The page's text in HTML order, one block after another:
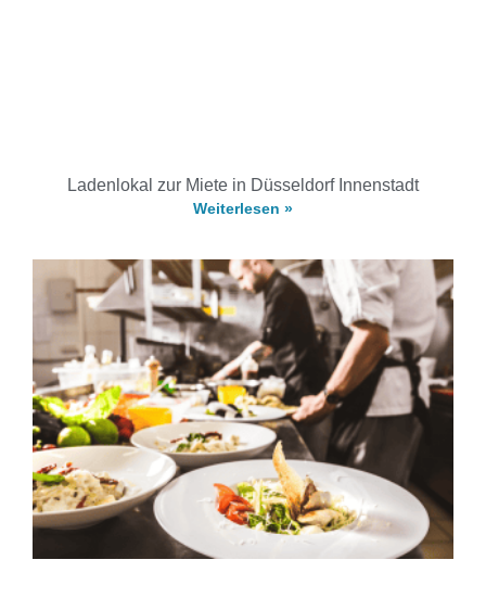
Ladenlokal zur Miete in Düsseldorf Innenstadt
Weiterlesen »